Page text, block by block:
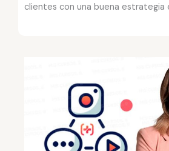
clientes con una buena estrategia